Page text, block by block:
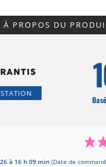
À PROPOS DU
à 16 h 09 min (Date de